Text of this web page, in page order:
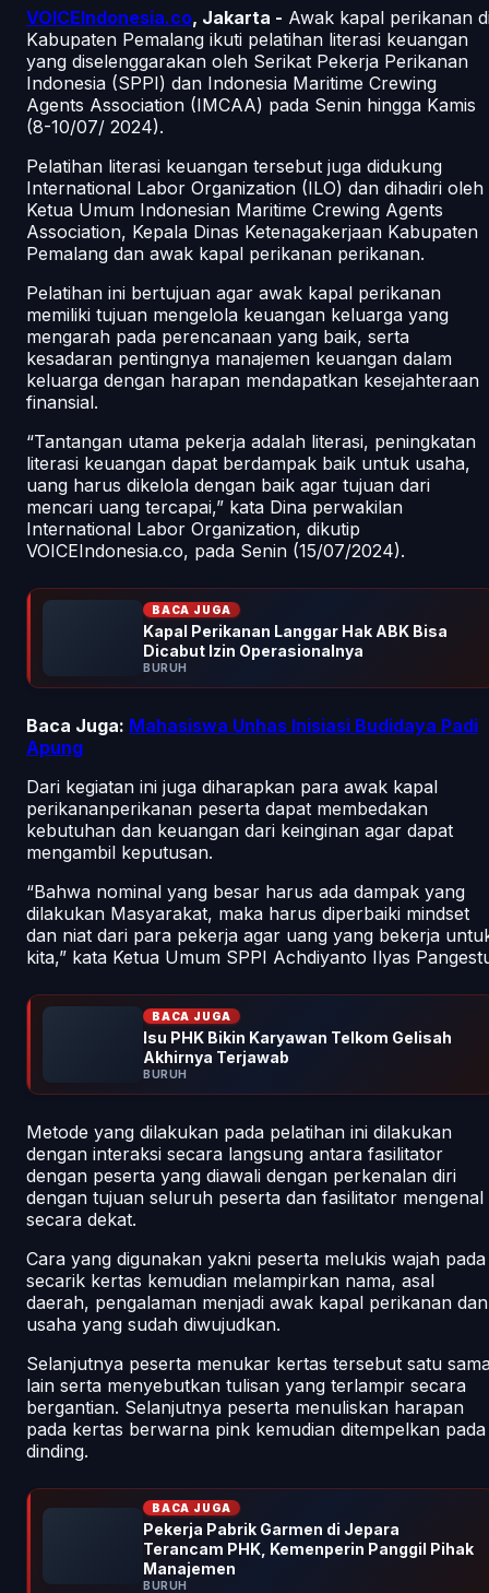
VOICEIndonesia.co, Jakarta - Awak kapal perikanan
Kabupaten Pemalang ikuti pelatihan literasi keuangan
yang diselenggarakan oleh Serikat Pekerja Perikanan
Indonesia (SPPI) dan Indonesia Maritime Crewing
Agents Association (IMCAA) pada Senin hingga Kamis
(8-10/07/ 2024).
Pelatihan literasi keuangan tersebut juga didukung
International Labor Organization (ILO) dan dihadiri oleh
Ketua Umum Indonesian Maritime Crewing Agents
Association, Kepala Dinas Ketenagakerjaan Kabupaten
Pemalang dan awak kapal perikanan perikanan.
Pelatihan ini bertujuan agar awak kapal perikanan
memiliki tujuan mengelola keuangan keluarga yang
mengarah pada perencanaan yang baik, serta
kesadaran pentingnya manajemen keuangan dalam
keluarga dengan harapan mendapatkan kesejahteraan
finansial.
“Tantangan utama pekerja adalah literasi, peningkatan
literasi keuangan dapat berdampak baik untuk usaha,
uang harus dikelola dengan baik agar tujuan dari
mencari uang tercapai,” kata Dina perwakilan
International Labor Organization, dikutip
VOICEIndonesia.co, pada Senin (15/07/2024).
BACA JUGA
Kapal Perikanan Langgar Hak ABK Bisa
Dicabut Izin Operasionalnya
BURUH
Baca Juga: Mahasiswa Unhas Inisiasi Budidaya Padi
Apung
Dari kegiatan ini juga diharapkan para awak kapal
perikananperikanan peserta dapat membedakan
kebutuhan dan keuangan dari keinginan agar dapat
mengambil keputusan.
“Bahwa nominal yang besar harus ada dampak yang
dilakukan Masyarakat, maka harus diperbaiki mindset
dan niat dari para pekerja agar uang yang bekerja
kita,” kata Ketua Umum SPPI Achdiyanto Ilyas
BACA JUGA
Isu PHK Bikin Karyawan Telkom Gelisah
Akhirnya Terjawab
BURUH
Metode yang dilakukan pada pelatihan ini dilakukan
dengan interaksi secara langsung antara fasilitator
dengan peserta yang diawali dengan perkenalan diri
dengan tujuan seluruh peserta dan fasilitator mengenal
secara dekat.
Cara yang digunakan yakni peserta melukis wajah pada
secarik kertas kemudian melampirkan nama, asal
daerah, pengalaman menjadi awak kapal perikanan dan
usaha yang sudah diwujudkan.
Selanjutnya peserta menukar kertas tersebut satu
lain serta menyebutkan tulisan yang terlampir secara
bergantian. Selanjutnya peserta menuliskan harapan
pada kertas berwarna pink kemudian ditempelkan pada
dinding.
BACA JUGA
Pekerja Pabrik Garmen di Jepara
Terancam PHK, Kemenperin Panggil Pihak
Manajemen
BURUH